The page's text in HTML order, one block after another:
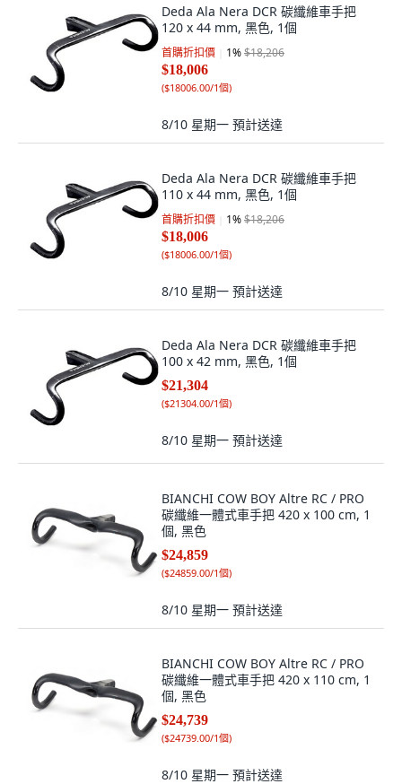
Deda Ala Nera DCR 碳纖維車手把
120 x 44 mm, 黑色, 1個
首購折扣價 1%$18,206
$18,006
($18006.00/1個)
8/10 星期一 預計送達
Deda Ala Nera DCR 碳纖維車手把
110 x 44 mm, 黑色, 1個
首購折扣價 1%$18,206
$18,006
($18006.00/1個)
8/10 星期一 預計送達
Deda Ala Nera DCR 碳纖維車手把
100 x 42 mm, 黑色, 1個
$21,304
($21304.00/1個)
8/10 星期一 預計送達
BIANCHI COW BOY Altre RC / PRO
碳纖維一體式車手把 420 x 100 cm, 1
個, 黑色
$24,859
($24859.00/1個)
8/10 星期一 預計送達
BIANCHI COW BOY Altre RC / PRO
碳纖維一體式車手把 420 x 110 cm, 1
個, 黑色
$24,739
($24739.00/1個)
8/10 星期一 預計送達